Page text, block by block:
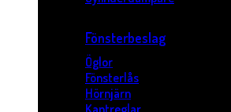
Fönsterbeslag
Öglor
Fönsterlås
Hörnjärn
Kantreglar